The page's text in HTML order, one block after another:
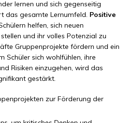
lernen und sich gegenseitig
das gesamte Lernumfeld. Positive
helfen, sich neuen
und ihr volles Potenzial zu
Gruppenprojekte fördern und ein
Schüler sich wohlfühlen, ihre
Risiken einzugehen, wird das
gestärkt.
zur Förderung der